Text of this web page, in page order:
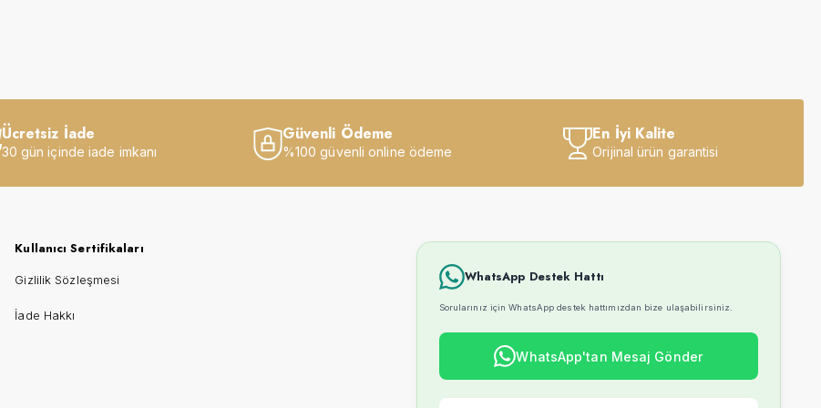
Ücretsiz İade
30 gün içinde iade imkanı
Güvenli Ödeme
%100 güvenli online ödeme
En İyi Kalite
Orijinal ürün garantisi
Kullanıcı Sertifikaları
Gizlilik Sözleşmesi
İade Hakkı
WhatsApp Destek Hattı
Sorularınız için WhatsApp destek hattımızdan bize ulaşabilirsiniz.
WhatsApp'tan Mesaj Gönder